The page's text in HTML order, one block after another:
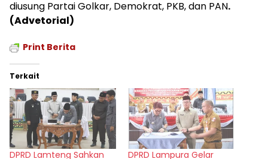
diusung Partai Golkar, Demokrat, PKB, dan PAN.
(Advetorial)
Print Berita
Terkait
DPRD Lamteng Sahkan DPRD Lampura Gelar